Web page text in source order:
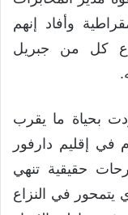
وأفاد إنهم
كل من جبريل
بحياة ما يقرب
إقليم دارفور
حقيقية تنهي
يتمحور في النزاع